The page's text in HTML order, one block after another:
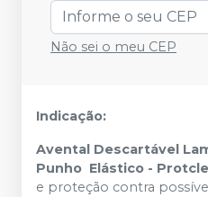
Não sei o meu CEP
Indicação:
Avental Descartável
Punho Elástico -
e proteção contra